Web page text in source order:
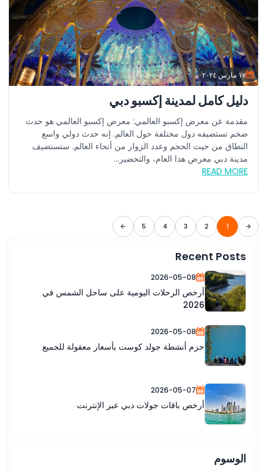
١٧ مارس ٢٠٢٤
دليل كامل لمدينة إكسبو دبي
مقدمة عن معرض إكسبو العالمي: معرض إكسبو العالمي هو حدث
ضخم تستضيفه دول مختلفة حول العالم. إنه حدث دولي واسع
النطاق من حيث الحجم وعدد الزوار من أنحاء العالم. ستستضيف
مدينة دبي معرض هذا العام، والتحضير...
READ MORE
1
2
3
4
5
Recent Posts
2026-05-08
أرخص الرحلات اليومية على ساحل الشمس في
2026
2026-05-08
حزم أنشطة جولد كوست بأسعار معقولة للجميع
2026-05-07
أرخص باقات جولات دبي عبر الإنترنت
الوسوم